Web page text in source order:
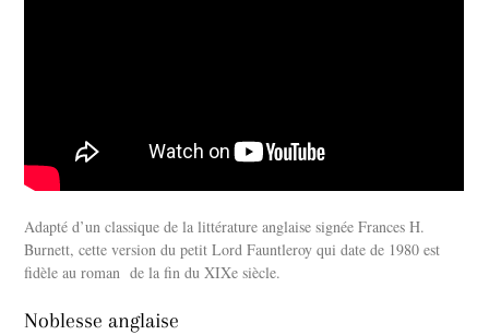
Adapté d’un classique de la littérature anglaise signée Frances H.
Burnett, cette version du petit Lord Fauntleroy qui date de 1980 est
fidèle au roman de la fin du XIXe siècle.
Noblesse anglaise